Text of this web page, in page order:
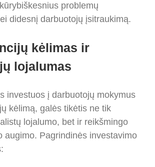
problemų
didesnį darbuotojų įsitraukimą.
kėlimas ir
lojalumas
investuos į darbuotojų mokymus
kėlimą, galės tikėtis ne tik
lojalumo, bet ir reikšmingo
augimo. Pagrindinės investavimo